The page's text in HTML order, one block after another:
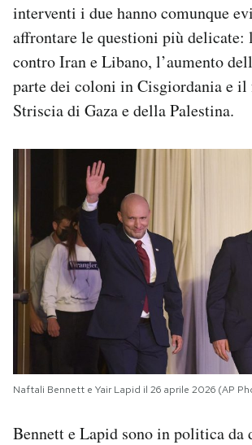
interventi i due hanno comunque
affrontare le questioni più delicate:
contro Iran e Libano, l’aumento
parte dei coloni in Cisgiordania e
Striscia di Gaza e della Palestina.
Naftali Bennett e Yair Lapid il 26 aprile 2026 (AP
Bennett e Lapid sono in politica da